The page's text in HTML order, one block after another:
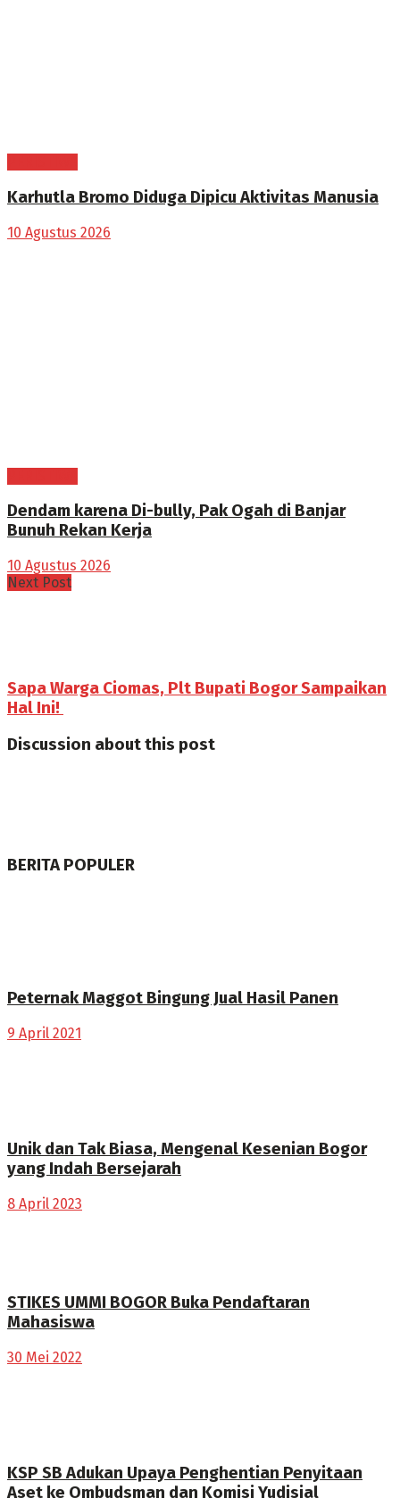
Karhutla Bromo Diduga Dipicu Aktivitas Manusia
10 Agustus 2026
Dendam karena Di-bully, Pak Ogah di Banjar
Bunuh Rekan Kerja
10 Agustus 2026
Next Post
Sapa Warga Ciomas, Plt Bupati Bogor Sampaikan
Hal Ini!
Discussion about this post
BERITA POPULER
Peternak Maggot Bingung Jual Hasil Panen
9 April 2021
Unik dan Tak Biasa, Mengenal Kesenian Bogor
yang Indah Bersejarah
8 April 2023
STIKES UMMI BOGOR Buka Pendaftaran
Mahasiswa
30 Mei 2022
KSP SB Adukan Upaya Penghentian Penyitaan
Aset ke Ombudsman dan Komisi Yudisial